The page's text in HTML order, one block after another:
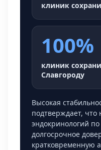
клиник
100%
клиник
Славгороду
Высокая
подтверждает,
эндокринологий
долгосрочное
кратковременную